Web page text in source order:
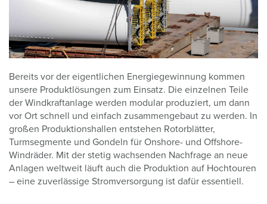
Bereits vor der eigentlichen Energiegewinnung kommen
unsere Produktlösungen zum Einsatz. Die einzelnen Teile
der Windkraftanlage werden modular produziert, um dann
vor Ort schnell und einfach zusammengebaut zu werden. In
großen Produktionshallen entstehen Rotorblätter,
Turmsegmente und Gondeln für Onshore- und Offshore-
Windräder. Mit der stetig wachsenden Nachfrage an neue
Anlagen weltweit läuft auch die Produktion auf Hochtouren
– eine zuverlässige Stromversorgung ist dafür essentiell.